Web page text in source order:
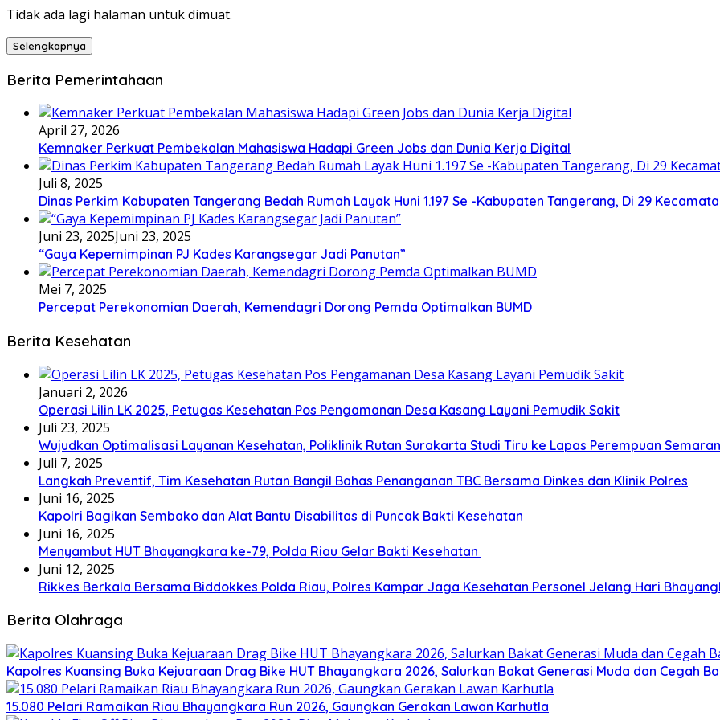
Tidak ada lagi halaman untuk dimuat.
Selengkapnya
Berita Pemerintahaan
April 27, 2026
Kemnaker Perkuat Pembekalan Mahasiswa Hadapi Green Jobs dan Dunia Kerja Digital
Juli 8, 2025
Dinas Perkim Kabupaten Tangerang Bedah Rumah Layak Huni 1.197 Se -Kabupaten Tangerang, Di 29
Juni 23, 2025Juni 23, 2025
“Gaya Kepemimpinan PJ Kades Karangsegar Jadi Panutan”
Mei 7, 2025
Percepat Perekonomian Daerah, Kemendagri Dorong Pemda Optimalkan BUMD
Berita Kesehatan
Januari 2, 2026
Operasi Lilin LK 2025, Petugas Kesehatan Pos Pengamanan Desa Kasang Layani Pemudik Sakit
Juli 23, 2025
Wujudkan Optimalisasi Layanan Kesehatan, Poliklinik Rutan Surakarta Studi Tiru ke Lapas Perempuan
Juli 7, 2025
Langkah Preventif, Tim Kesehatan Rutan Bangil Bahas Penanganan TBC Bersama Dinkes dan Klinik Polres
Juni 16, 2025
Kapolri Bagikan Sembako dan Alat Bantu Disabilitas di Puncak Bakti Kesehatan
Juni 16, 2025
Menyambut HUT Bhayangkara ke-79, Polda Riau Gelar Bakti Kesehatan
Juni 12, 2025
Rikkes Berkala Bersama Biddokkes Polda Riau, Polres Kampar Jaga Kesehatan Personel Jelang Hari
Berita Olahraga
Kapolres Kuansing Buka Kejuaraan Drag Bike HUT Bhayangkara 2026, Salurkan Bakat Generasi Muda dan Cegah
15.080 Pelari Ramaikan Riau Bhayangkara Run 2026, Gaungkan Gerakan Lawan Karhutla